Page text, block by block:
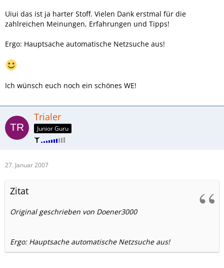
Uiui das ist ja harter Stoff. Vielen Dank erstmal für die
zahlreichen Meinungen, Erfahrungen und Tipps!
Ergo: Hauptsache automatische Netzsuche aus!
Ich wünsch euch noch ein schönes WE!
Trialer
Junior Guru
27. Januar 2007
Zitat
Original geschrieben von Doener3000
Ergo: Hauptsache automatische Netzsuche aus!